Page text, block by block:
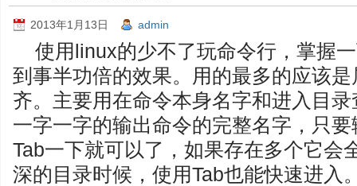
2013年1月13日 admin
使用linux的少不了玩命令行，掌握
到事半功倍的效果。用的最多的应该
齐。主要用在命令本身名字和进入目
一字一字的输出命令的完整名字，只
Tab一下就可以了，如果存在多个它会
深的目录时候，使用Tab也能快速进入